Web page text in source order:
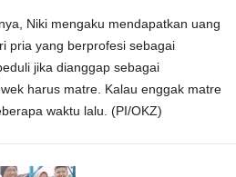
Niki mengaku mendapatkan uang
pria yang berprofesi sebagai
jika dianggap sebagai
harus matre. Kalau enggak matre
waktu lalu. (PI/OKZ)